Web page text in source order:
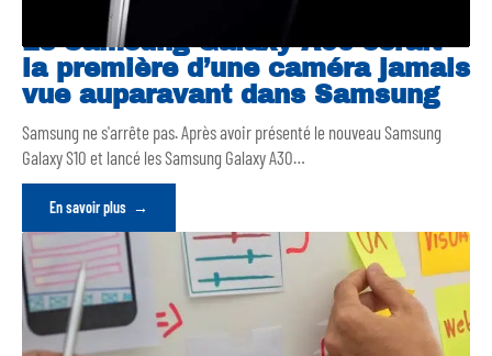
Le Samsung Galaxy A90 serait
la première d’une caméra jamais
vue auparavant dans Samsung
Samsung ne s'arrête pas. Après avoir présenté le nouveau Samsung
Galaxy S10 et lancé les Samsung Galaxy A30…
En savoir plus